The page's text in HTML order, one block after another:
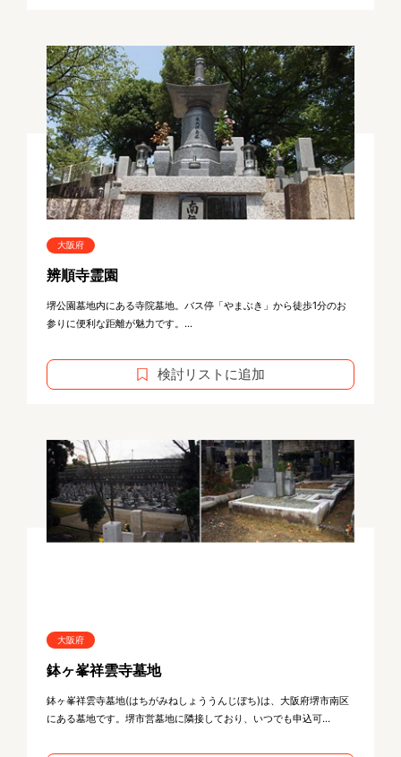
大阪府
辨順寺霊園
堺公園墓地内にある寺院墓地。バス停「やまぶき」から徒歩1分のお
参りに便利な距離が魅力です。...
検討リストに追加
大阪府
鉢ヶ峯祥雲寺墓地
鉢ヶ峯祥雲寺墓地(はちがみねしょううんじぼち)は、大阪府堺市南区
にある墓地です。堺市営墓地に隣接しており、いつでも申込可...